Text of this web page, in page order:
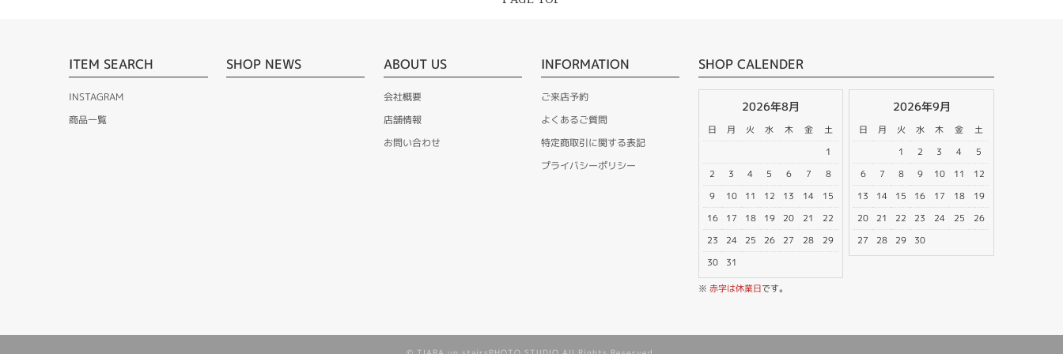
ITEM SEARCH
INSTAGRAM
商品一覧
SHOP NEWS ABOUT US
会社概要
店舗情報
お問い合わせ
INFORMATION
ご来店予約
よくあるご質問
特定商取引に関する表記
プライバシーポリシー
SHOP CALENDER
2026年8月
日 月 火 水 木 金
土
1
2
3 4 5 6 7
8
9
10 11 12 13 14
15
16
17 18 19 20 21
22
23
24 25 26 27 28
29
30
31
2026年9月
日 月 火 水 木 金
土
1
2 3 4
5
6
7 8 9 10 11
12
13
14 15 16 17 18
19
20
21 22 23 24 25
26
27
28 29 30
※ 赤字は休業日です。